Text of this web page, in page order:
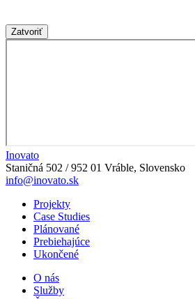
Zatvoriť
Inovato
Staničná 502 / 952 01 Vráble, Slovensko
info@inovato.sk
Projekty
Case Studies
Plánované
Prebiehajúce
Ukončené
O nás
Služby